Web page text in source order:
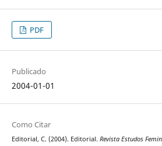
PDF
Publicado
2004-01-01
Como Citar
Editorial, C. (2004). Editorial. Revista Estudos